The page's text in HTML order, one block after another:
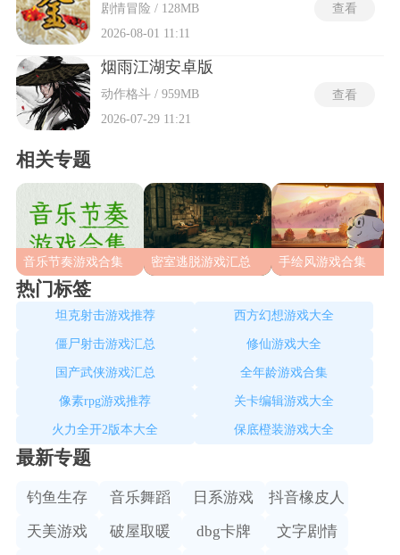
剧情冒险 / 128MB
2026-08-01 11:11
查看
烟雨江湖安卓版
动作格斗 / 959MB
2026-07-29 11:21
查看
相关专题
音乐节奏游戏合集 密室逃脱游戏汇总 手绘风游戏合集
热门标签
坦克射击游戏推荐
西方幻想游戏大全
僵尸射击游戏汇总
修仙游戏大全
国产武侠游戏汇总
全年龄游戏合集
像素rpg游戏推荐
关卡编辑游戏大全
火力全开2版本大全
保底橙装游戏大全
最新专题
钓鱼生存 音乐舞蹈 日系游戏 抖音橡皮人
天美游戏 破屋取暖 dbg卡牌 文字剧情